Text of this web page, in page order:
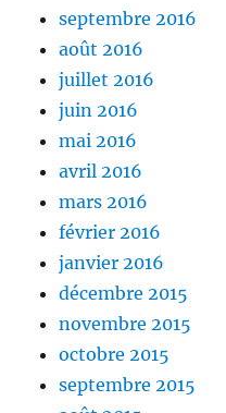
septembre 2016
août 2016
juillet 2016
juin 2016
mai 2016
avril 2016
mars 2016
février 2016
janvier 2016
décembre 2015
novembre 2015
octobre 2015
septembre 2015